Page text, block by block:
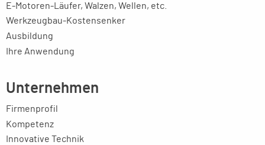
E-Motoren-Läufer, Walzen, Wellen, etc.
Werkzeugbau-Kostensenker
Ausbildung
Ihre Anwendung
Unternehmen
Firmenprofil
Kompetenz
Innovative Technik